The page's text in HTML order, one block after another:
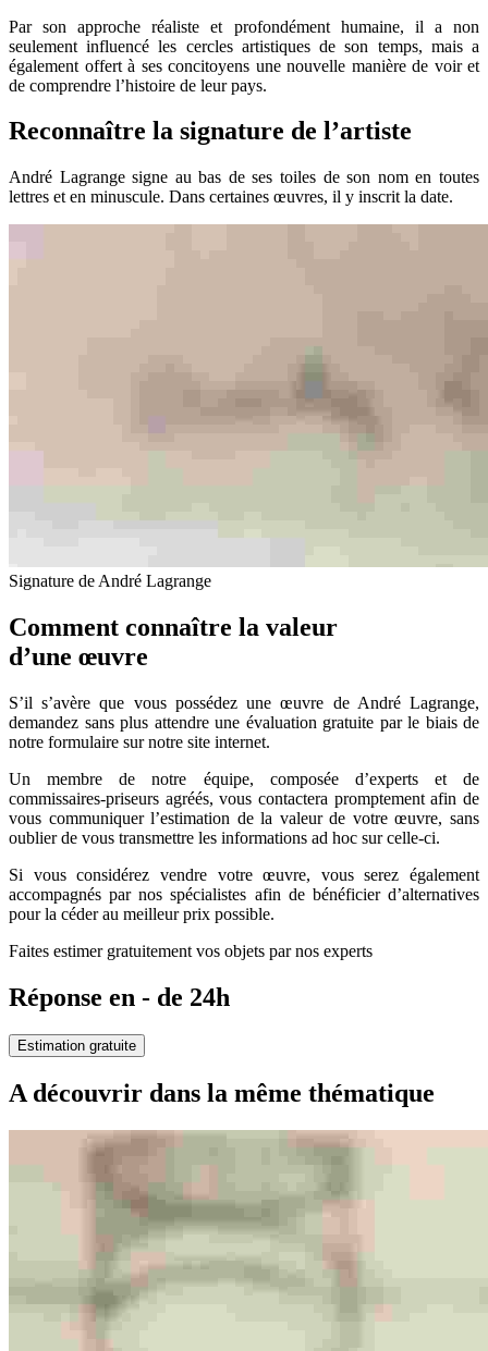
Par son approche réaliste et profondément humaine, il a non
seulement influencé les cercles artistiques de son temps, mais a
également offert à ses concitoyens une nouvelle manière de voir et
de comprendre l’histoire de leur pays.
Reconnaître la signature de l’artiste
André Lagrange signe au bas de ses toiles de son nom en toutes
lettres et en minuscule. Dans certaines œuvres, il y inscrit la date.
Signature de André Lagrange
Comment connaître la valeur
d’une œuvre
S’il s’avère que vous possédez une œuvre de André Lagrange,
demandez sans plus attendre une évaluation gratuite par le biais de
notre formulaire sur notre site internet.
Un membre de notre équipe, composée d’experts et de
commissaires-priseurs agréés, vous contactera promptement afin de
vous communiquer l’estimation de la valeur de votre œuvre, sans
oublier de vous transmettre les informations ad hoc sur celle-ci.
Si vous considérez vendre votre œuvre, vous serez également
accompagnés par nos spécialistes afin de bénéficier d’alternatives
pour la céder au meilleur prix possible.
Faites estimer gratuitement vos objets par nos experts
Réponse en - de 24h
Estimation gratuite
A découvrir dans la même thématique